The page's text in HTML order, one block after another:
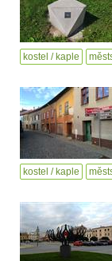
kostel / kaple
kostel / kaple